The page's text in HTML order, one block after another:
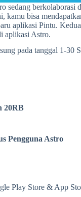
sedang berkolaborasi
kamu bisa
aplikasi Pintu.
aplikasi Astro.
pada tanggal 1-30
20RB
Pengguna Astro
Play Store & App